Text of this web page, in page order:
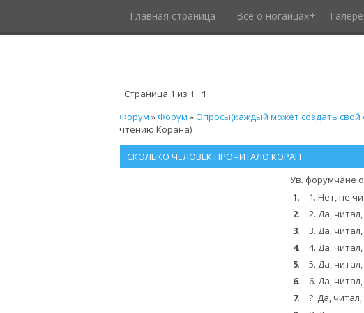
Главная страница Все о ногайцах
Страница 1 из 1
1
Форум » Форум »Опросы(каждый может создать свой
чтению Корана)
СКОЛЬКО ЧЕЛОВЕК ПРОЧИТАЛО КОРАН
Ув. форумчане
1. 1. Нет, не
2. 2. Да,
3. 3. Да,
4. 4. Да,
5. 5. Да,
6. 6. Да,
7. ?. Да,